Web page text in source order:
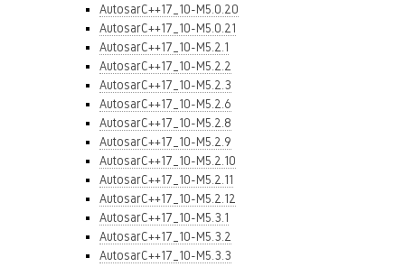
AutosarC++17_10-M5.0.20
AutosarC++17_10-M5.0.21
AutosarC++17_10-M5.2.1
AutosarC++17_10-M5.2.2
AutosarC++17_10-M5.2.3
AutosarC++17_10-M5.2.6
AutosarC++17_10-M5.2.8
AutosarC++17_10-M5.2.9
AutosarC++17_10-M5.2.10
AutosarC++17_10-M5.2.11
AutosarC++17_10-M5.2.12
AutosarC++17_10-M5.3.1
AutosarC++17_10-M5.3.2
AutosarC++17_10-M5.3.3